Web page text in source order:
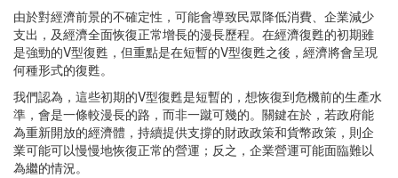
由於對經濟前景的不確定性，可能會導致民眾降低消費、企業減少
支出，及經濟全面恢復正常增長的漫長歷程。在經濟復甦的初期雖
是強勁的V型復甦，但重點是在短暫的V型復甦之後，經濟將會呈現
何種形式的復甦。
我們認為，這些初期的V型復甦是短暫的，想恢復到危機前的生產水
準，會是一條較漫長的路，而非一蹴可幾的。關鍵在於，若政府能
為重新開放的經濟體，持續提供支撐的財政政策和貨幣政策，則企
業可能可以慢慢地恢復正常的營運；反之，企業營運可能面臨難以
為繼的情況。